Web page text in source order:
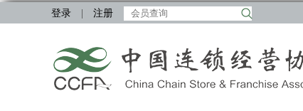
登录 注册